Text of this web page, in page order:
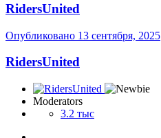
RidersUnited
Опубликовано 13 сентября, 2025
RidersUnited
Moderators
3.2 тыс